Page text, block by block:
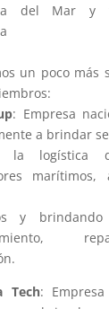
del Mar y
un poco más
: Empresa
a brindar
la logística
marítimos,
y
Tech: